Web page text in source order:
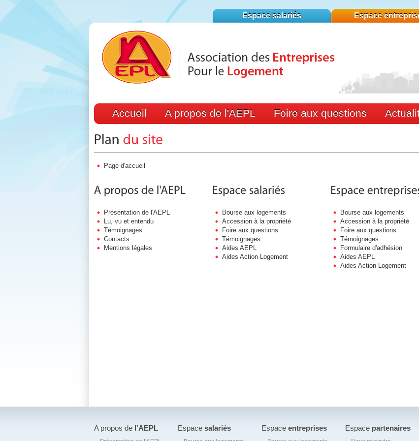
Espace salariés Espace
Accueil A propos de l'AEPL Foire aux questions
Page d'accueil
Présentation de l'AEPL
Lu, vu et entendu
Témoignages
Contacts
Mentions légales
Bourse aux logements
Accession à la propriété
Foire aux questions
Témoignages
Aides AEPL
Aides Action Logement
Bourse aux logements
Accession à la propriété
Foire aux questions
Témoignages
Formulaire d'adhésion
Aides AEPL
Aides Action Logement
A propos de l'AEPL Espace salariés Espace entreprises Espace partenaires